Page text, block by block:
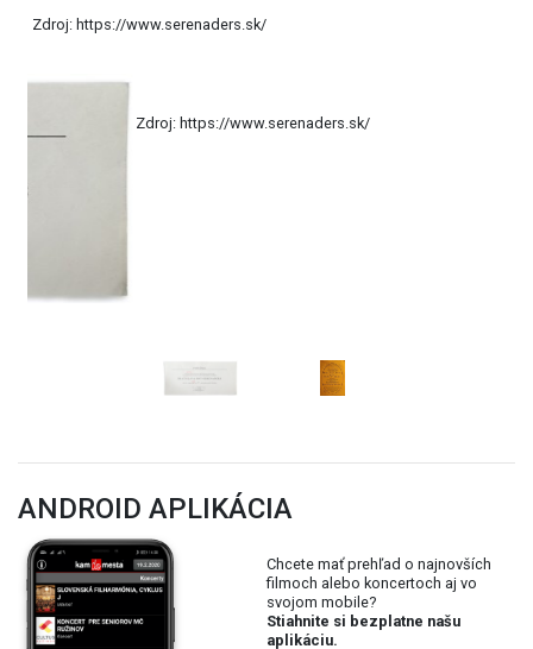
Zdroj: https://www.serenaders.sk/